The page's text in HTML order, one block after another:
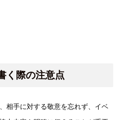
く際の注意点
相手に対する敬意を忘れず、イベ